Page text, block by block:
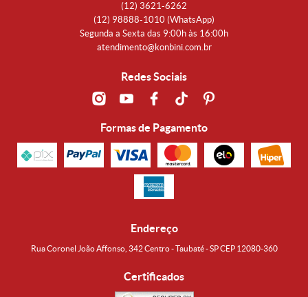
(12) 3621-6262
(12) 98888-1010 (WhatsApp)
Segunda a Sexta das 9:00h às 16:00h
atendimento@konbini.com.br
Redes Sociais
Formas de Pagamento
Endereço
Rua Coronel João Affonso, 342 Centro - Taubaté - SP CEP 12080-360
Certificados